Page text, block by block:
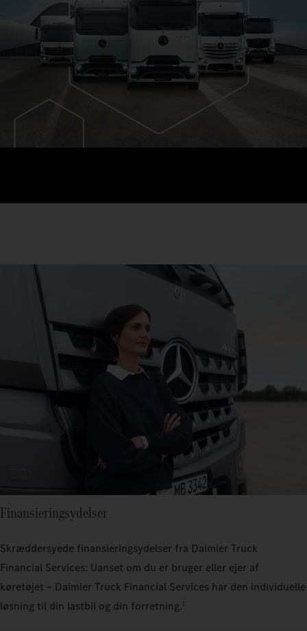
Finansieringsydelser
Skræddersyede finansieringsydelser fra Daimler Truck
Financial Services: Uanset om du er bruger eller ejer af
køretøjet – Daimler Truck Financial Services har den individuelle
løsning til din lastbil og din forretning.1